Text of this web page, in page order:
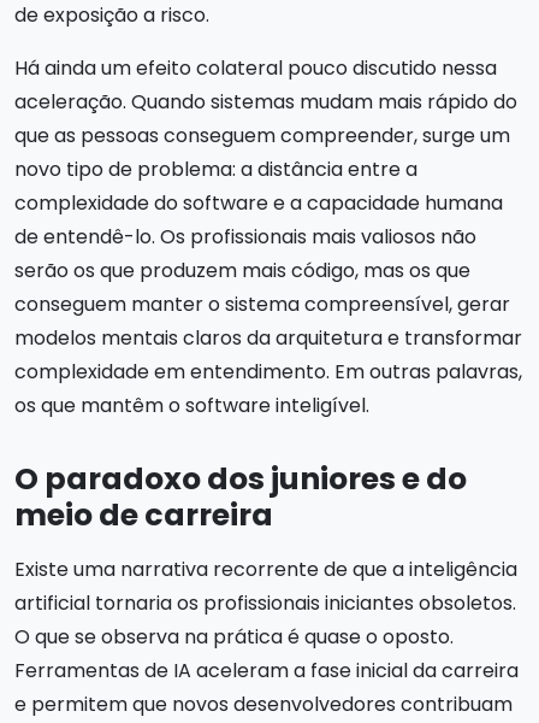
de exposição a risco.
Há ainda um efeito colateral pouco discutido nessa
aceleração. Quando sistemas mudam mais rápido do
que as pessoas conseguem compreender, surge um
novo tipo de problema: a distância entre a
complexidade do software e a capacidade humana
de entendê-lo. Os profissionais mais valiosos não
serão os que produzem mais código, mas os que
conseguem manter o sistema compreensível, gerar
modelos mentais claros da arquitetura e transformar
complexidade em entendimento. Em outras palavras,
os que mantêm o software inteligível.
O paradoxo dos juniores e do
meio de carreira
Existe uma narrativa recorrente de que a inteligência
artificial tornaria os profissionais iniciantes obsoletos.
O que se observa na prática é quase o oposto.
Ferramentas de IA aceleram a fase inicial da carreira
e permitem que novos desenvolvedores contribuam